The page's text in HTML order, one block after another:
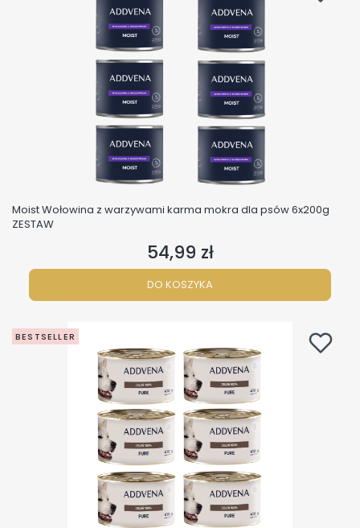
Moist Wołowina z warzywami karma mokra dla psów 6x200g
ZESTAW
Cena
54,99 zł
DO KOSZYKA
BESTSELLER